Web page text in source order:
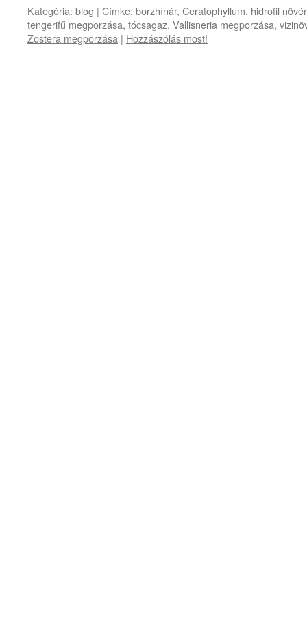
Kategória: blog | Címke: borzhínár, Ceratophyllum, hidrofil
tengerifű megporzása, tócsagaz, Vallisneria megporzása,
Zostera megporzása | Hozzászólás most!